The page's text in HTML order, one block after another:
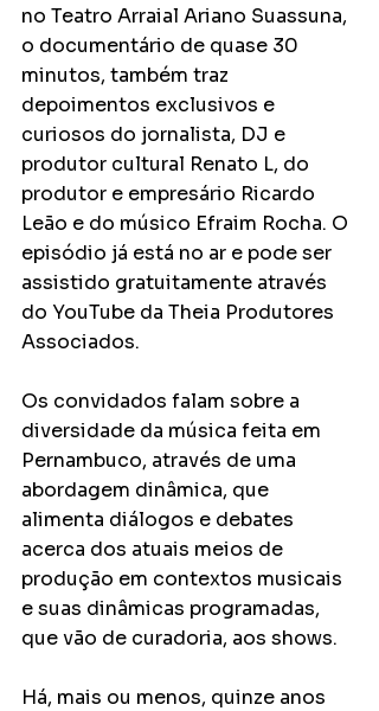
no Teatro Arraial Ariano Suassuna,
o documentário de quase 30
minutos, também traz
depoimentos exclusivos e
curiosos do jornalista, DJ e
produtor cultural Renato L, do
produtor e empresário Ricardo
Leão e do músico Efraim Rocha. O
episódio já está no ar e pode ser
assistido gratuitamente através
do YouTube da Theia Produtores
Associados.
Os convidados falam sobre a
diversidade da música feita em
Pernambuco, através de uma
abordagem dinâmica, que
alimenta diálogos e debates
acerca dos atuais meios de
produção em contextos musicais
e suas dinâmicas programadas,
que vão de curadoria, aos shows.
Há, mais ou menos, quinze anos